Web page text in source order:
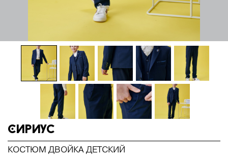
Сириус
КОСТЮМ ДВОЙКА ДЕТСКИЙ